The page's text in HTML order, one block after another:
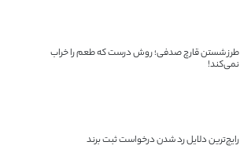
طرز شستن قارچ صدفی؛ روش درست که طعم را خراب
نمی‌کند!
رایج‌ترین دلایل رد شدن درخواست ثبت برند